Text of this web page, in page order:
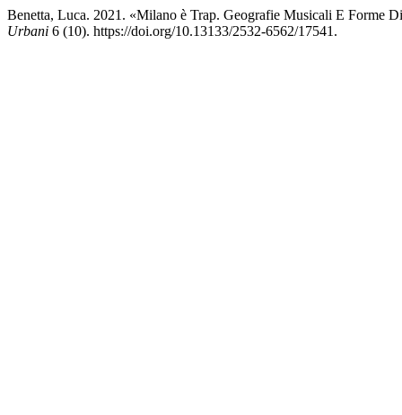
Benetta, Luca. 2021. «Milano è Trap. Geografie Musicali E Forme
Urbani 6 (10). https://doi.org/10.13133/2532-6562/17541.